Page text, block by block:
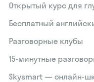
Открытый курс для
Бесплатный
Разговорные клубы
15‑минутные
Skysmart — онлайн-